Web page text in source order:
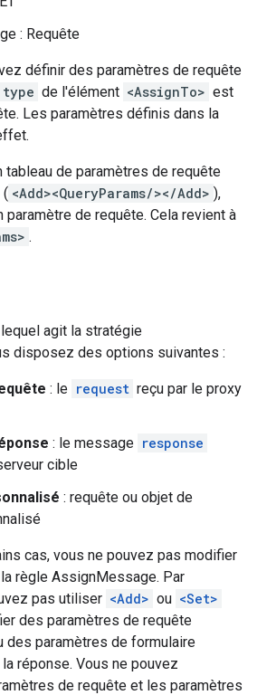
: Requête
définir des paramètres de requête
type de l'élément <AssignTo> est
Les paramètres définis dans la
de paramètres de requête
( <Add><QueryParams/></Add> ),
paramètre de requête. Cela revient à
.
agit la stratégie
disposez des options suivantes :
: le request reçu par le proxy
: le message response
cible
: requête ou objet de
cas, vous ne pouvez pas modifier
règle AssignMessage. Par
pas utiliser <Add> ou <Set>
des paramètres de requête
des paramètres de formulaire
réponse. Vous ne pouvez
de requête et les paramètres